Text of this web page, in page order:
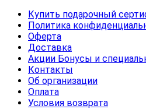
Купить подарочный
Политика
Оферта
Доставка
Акции Бонусы и
Контакты
Об организации
Оплата
Условия возврата